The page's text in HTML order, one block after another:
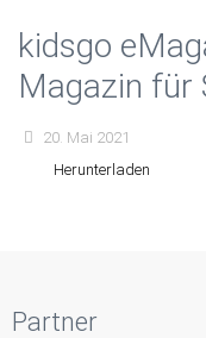
kidsgo
Magazin für
junge
die neue
20. Mai 2021
Herunterladen
Partner